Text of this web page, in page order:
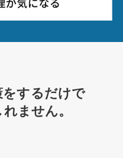
をするだけで
ません。